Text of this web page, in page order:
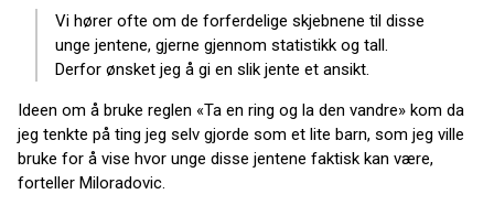
Vi hører ofte om de forferdelige skjebnene til disse
unge jentene, gjerne gjennom statistikk og tall.
Derfor ønsket jeg å gi en slik jente et ansikt.
Ideen om å bruke reglen «Ta en ring og la den vandre» kom da
jeg tenkte på ting jeg selv gjorde som et lite barn, som jeg ville
bruke for å vise hvor unge disse jentene faktisk kan være,
forteller Miloradovic.